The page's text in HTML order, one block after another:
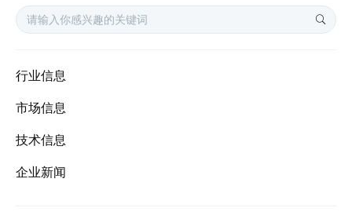
行业信息
市场信息
技术信息
企业新闻